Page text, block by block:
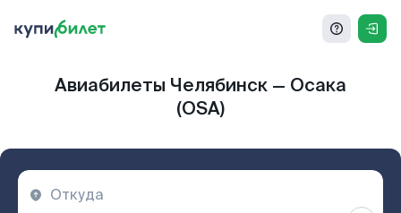
Авиабилеты Челябинск — Осака
(OSA)